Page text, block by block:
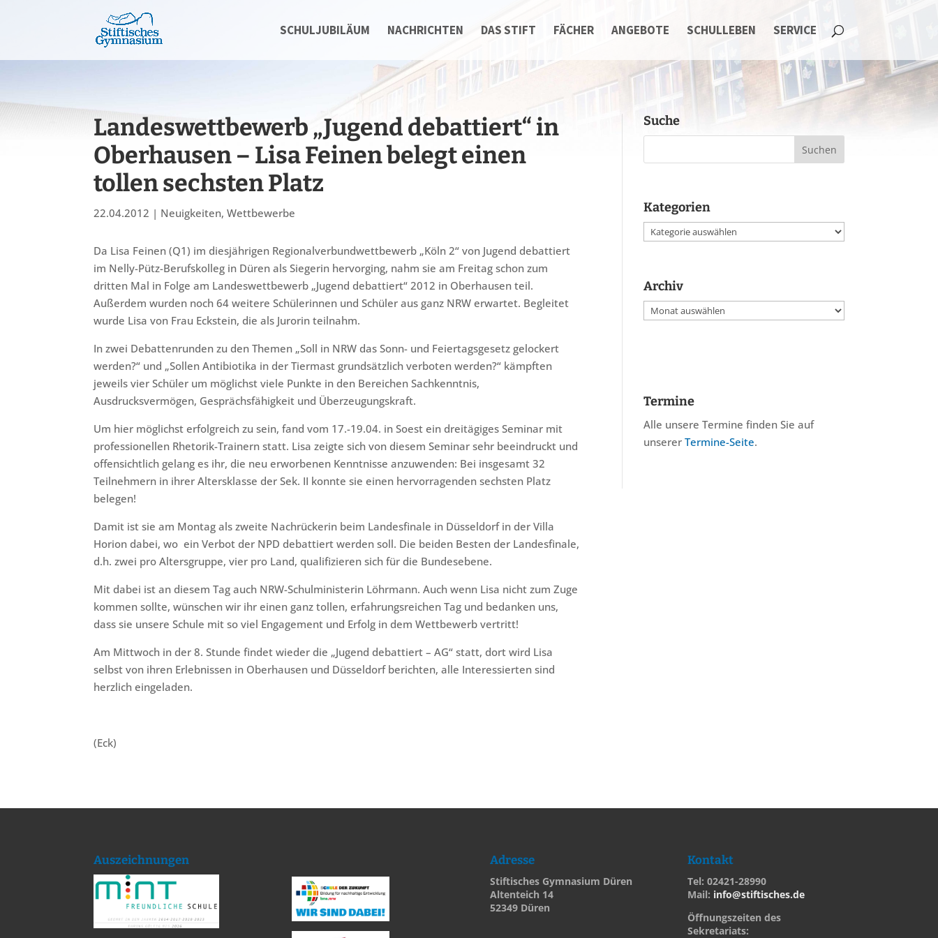
SCHULJUBILÄUM NACHRICHTEN DAS STIFT FÄCHER ANGEBOTE SCHULLEBEN SERVICE
Landeswettbewerb „Jugend debattiert“ in
Oberhausen – Lisa Feinen belegt einen
tollen sechsten Platz
22.04.2012 | Neuigkeiten,Wettbewerbe
Da Lisa Feinen (Q1) im diesjährigen Regionalverbundwettbewerb „Köln 2“ von Jugend debattiert
im Nelly-Pütz-Berufskolleg in Düren als Siegerin hervorging, nahm sie am Freitag schon zum
dritten Mal in Folge am Landeswettbewerb „Jugend debattiert“ 2012 in Oberhausen teil.
Außerdem wurden noch 64 weitere Schülerinnen und Schüler aus ganz NRW erwartet. Begleitet
wurde Lisa von Frau Eckstein, die als Jurorin teilnahm.
In zwei Debattenrunden zu den Themen „Soll in NRW das Sonn- und Feiertagsgesetz gelockert
werden?“ und „Sollen Antibiotika in der Tiermast grundsätzlich verboten werden?“ kämpften
jeweils vier Schüler um möglichst viele Punkte in den Bereichen Sachkenntnis,
Ausdrucksvermögen, Gesprächsfähigkeit und Überzeugungskraft.
Um hier möglichst erfolgreich zu sein, fand vom 17.-19.04. in Soest ein dreitägiges Seminar mit
professionellen Rhetorik-Trainern statt. Lisa zeigte sich von diesem Seminar sehr beeindruckt und
offensichtlich gelang es ihr, die neu erworbenen Kenntnisse anzuwenden: Bei insgesamt 32
Teilnehmern in ihrer Altersklasse der Sek. II konnte sie einen hervorragenden sechsten Platz
belegen!
Damit ist sie am Montag als zweite Nachrückerin beim Landesfinale in Düsseldorf in der Villa
Horion dabei, wo ein Verbot der NPD debattiert werden soll. Die beiden Besten der Landesfinale,
d.h. zwei pro Altersgruppe, vier pro Land, qualifizieren sich für die Bundesebene.
Mit dabei ist an diesem Tag auch NRW-Schulministerin Löhrmann. Auch wenn Lisa nicht zum Zuge
kommen sollte, wünschen wir ihr einen ganz tollen, erfahrungsreichen Tag und bedanken uns,
dass sie unsere Schule mit so viel Engagement und Erfolg in dem Wettbewerb vertritt!
Am Mittwoch in der 8. Stunde findet wieder die „Jugend debattiert – AG“ statt, dort wird Lisa
selbst von ihren Erlebnissen in Oberhausen und Düsseldorf berichten, alle Interessierten sind
herzlich eingeladen.
(Eck)
Suche
Kategorien
Kategorien
Archiv
Archiv
Termine
Alle unsere Termine finden Sie auf
unserer Termine-Seite.
Auszeichnungen Adresse
Stiftisches Gymnasium Düren
Altenteich 14
52349 Düren
Kontakt
Tel: 02421-28990
Mail: info@stiftisches.de
Öffnungszeiten des
Sekretariats: